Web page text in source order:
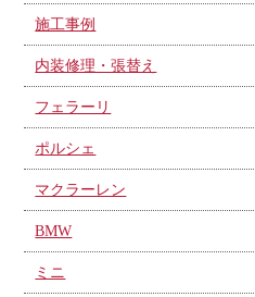
施工事例
内装修理・張替え
フェラーリ
ポルシェ
マクラーレン
BMW
ミニ